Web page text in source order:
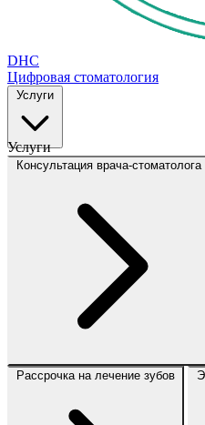
DHC
Цифровая стоматология
Услуги
Услуги
Консультация врача-стоматолога
Рассрочка на лечение зубов